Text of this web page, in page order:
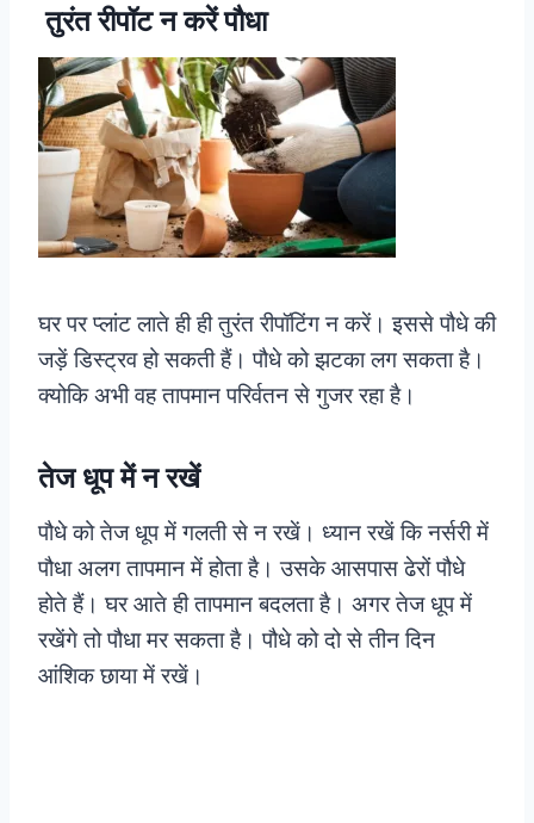
तुरंत रीपॉट न करें पौधा
घर पर प्लांट लाते ही ही तुरंत रीपॉटिंग न करें। इससे पौधे की
जड़ें डिस्ट्रव हो सकती हैं। पौधे को झटका लग सकता है।
क्योकि अभी वह तापमान परिर्वतन से गुजर रहा है।
तेज धूप में न रखें
पौधे को तेज धूप में गलती से न रखें। ध्यान रखें कि नर्सरी में
पौधा अलग तापमान में होता है। उसके आसपास ढेरों पौधे
होते हैं। घर आते ही तापमान बदलता है। अगर तेज धूप में
रखेंगे तो पौधा मर सकता है। पौधे को दो से तीन दिन
आंशिक छाया में रखें।